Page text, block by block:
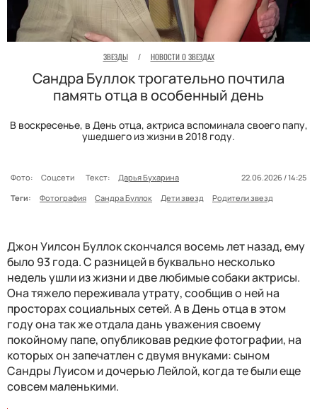
ЗВЕЗДЫ / НОВОСТИ О ЗВЕЗДАХ
Сандра Буллок трогательно почтила
память отца в особенный день
В воскресенье, в День отца, актриса вспоминала своего папу,
ушедшего из жизни в 2018 году.
Фото: Соцсети Текст: Дарья Бухарина
22.06.2026 / 14:25
Теги:
Фотография Сандра Буллок Дети звезд Родители звезд
Джон Уилсон Буллок скончался восемь лет назад, ему
было 93 года. С разницей в буквально несколько
недель ушли из жизни и две любимые собаки актрисы.
Она тяжело переживала утрату, сообщив о ней на
просторах социальных сетей. А в День отца в этом
году она так же отдала дань уважения своему
покойному папе, опубликовав редкие фотографии, на
которых он запечатлен с двумя внуками: сыном
Сандры Луисом и дочерью Лейлой, когда те были еще
совсем маленькими.